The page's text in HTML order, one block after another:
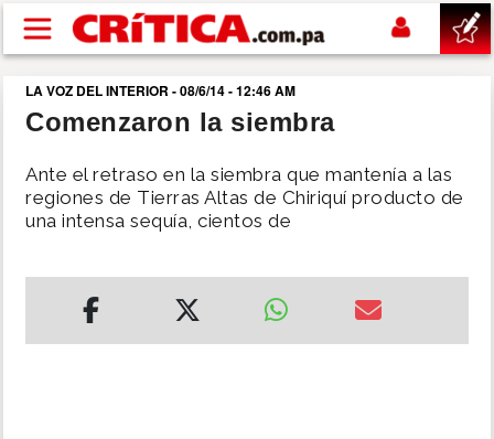
Pasar al contenido principal
buscar
NACIONAL
SHOW
LA VOZ DEL INTERIOR - 08/6/14 - 12:46 AM
Comenzaron la siembra
Ante el retraso en la siembra que mantenía a las
regiones de Tierras Altas de Chiriquí producto de
una intensa sequía, cientos de